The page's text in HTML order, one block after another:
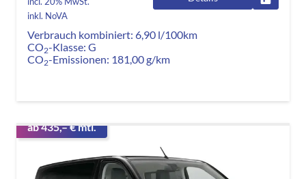
inkl. NoVA
Verbrauch kombiniert: 6,90 l/100km
CO2-Klasse: G
CO2-Emissionen: 181,00 g/km
ab 435,– € mtl.